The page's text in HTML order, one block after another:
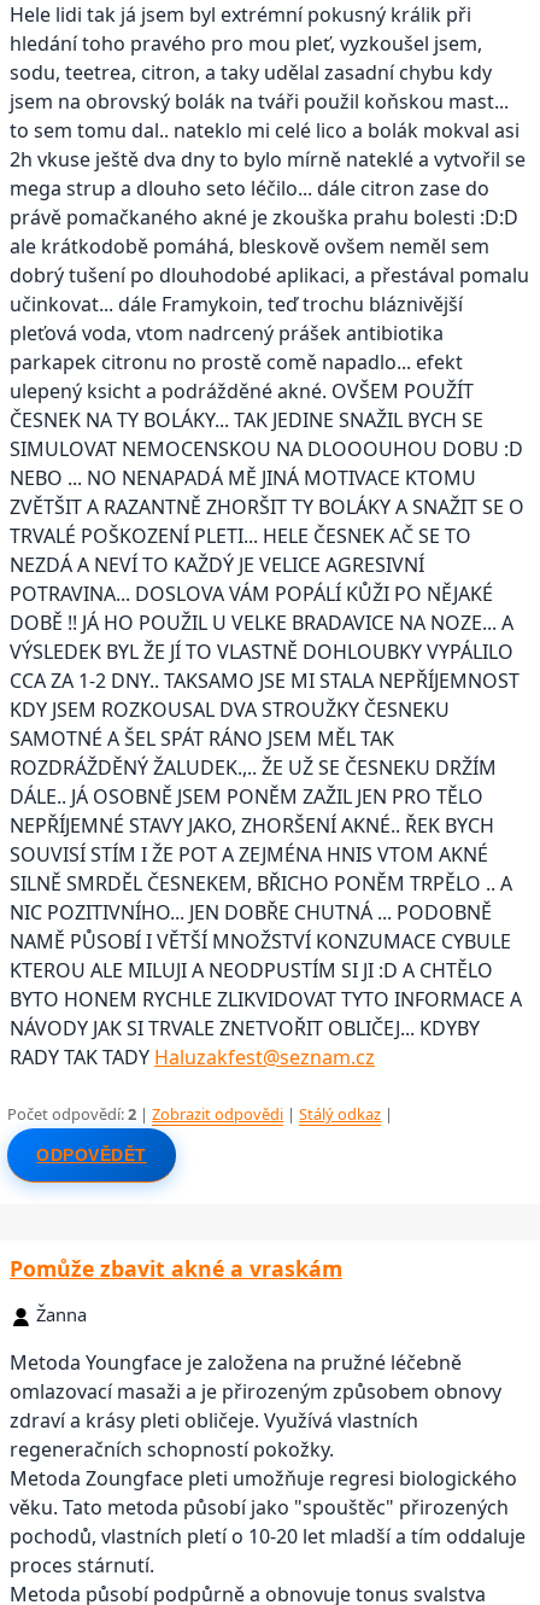
Hele lidi tak já jsem byl extrémní pokusný králik při
hledání toho pravého pro mou pleť, vyzkoušel jsem,
sodu, teetrea, citron, a taky udělal zasadní chybu kdy
jsem na obrovský bolák na tváři použil koňskou mast...
to sem tomu dal.. nateklo mi celé lico a bolák mokval asi
2h vkuse ještě dva dny to bylo mírně nateklé a vytvořil se
mega strup a dlouho seto léčilo... dále citron zase do
právě pomačkaného akné je zkouška prahu bolesti :D:D
ale krátkodobě pomáhá, bleskově ovšem neměl sem
dobrý tušení po dlouhodobé aplikaci, a přestával pomalu
učinkovat... dále Framykoin, teď trochu bláznivější
pleťová voda, vtom nadrcený prášek antibiotika
parkapek citronu no prostě comě napadlo... efekt
ulepený ksicht a podrážděné akné. OVŠEM POUŽÍT
ČESNEK NA TY BOLÁKY... TAK JEDINE SNAŽIL BYCH SE
SIMULOVAT NEMOCENSKOU NA DLOOOUHOU DOBU :D
NEBO ... NO NENAPADÁ MĚ JINÁ MOTIVACE KTOMU
ZVĚTŠIT A RAZANTNĚ ZHORŠIT TY BOLÁKY A SNAŽIT SE O
TRVALÉ POŠKOZENÍ PLETI... HELE ČESNEK AČ SE TO
NEZDÁ A NEVÍ TO KAŽDÝ JE VELICE AGRESIVNÍ
POTRAVINA... DOSLOVA VÁM POPÁLÍ KŮŽI PO NĚJAKÉ
DOBĚ !! JÁ HO POUŽIL U VELKE BRADAVICE NA NOZE... A
VÝSLEDEK BYL ŽE JÍ TO VLASTNĚ DOHLOUBKY VYPÁLILO
CCA ZA 1-2 DNY.. TAKSAMO JSE MI STALA NEPŘÍJEMNOST
KDY JSEM ROZKOUSAL DVA STROUŽKY ČESNEKU
SAMOTNÉ A ŠEL SPÁT RÁNO JSEM MĚL TAK
ROZDRÁŽDĚNÝ ŽALUDEK.,.. ŽE UŽ SE ČESNEKU DRŽÍM
DÁLE.. JÁ OSOBNĚ JSEM PONĚM ZAŽIL JEN PRO TĚLO
NEPŘÍJEMNÉ STAVY JAKO, ZHORŠENÍ AKNÉ.. ŘEK BYCH
SOUVISÍ STÍM I ŽE POT A ZEJMÉNA HNIS VTOM AKNÉ
SILNĚ SMRDĚL ČESNEKEM, BŘICHO PONĚM TRPĚLO .. A
NIC POZITIVNÍHO... JEN DOBŘE CHUTNÁ ... PODOBNĚ
NAMĚ PŮSOBÍ I VĚTŠÍ MNOŽSTVÍ KONZUMACE CYBULE
KTEROU ALE MILUJI A NEODPUSTÍM SI JI :D A CHTĚLO
BYTO HONEM RYCHLE ZLIKVIDOVAT TYTO INFORMACE A
NÁVODY JAK SI TRVALE ZNETVOŘIT OBLIČEJ... KDYBY
RADY TAK TADY Haluzakfest@seznam.cz
Počet odpovědí:2 |Zobrazit odpovědi |Stálý odkaz |
ODPOVĚDĚT
Pomůže zbavit akné a vraskám
Žanna
Metoda Youngface je založena na pružné léčebně
omlazovací masaži a je přirozeným způsobem obnovy
zdraví a krásy pleti obličeje. Využívá vlastních
regeneračních schopností pokožky.
Metoda Zoungface pleti umožňuje regresi biologického
věku. Tato metoda působí jako "spouštěc" přirozených
pochodů, vlastních pletí o 10-20 let mladší a tím oddaluje
proces stárnutí.
Metoda působí podpůrně a obnovuje tonus svalstva